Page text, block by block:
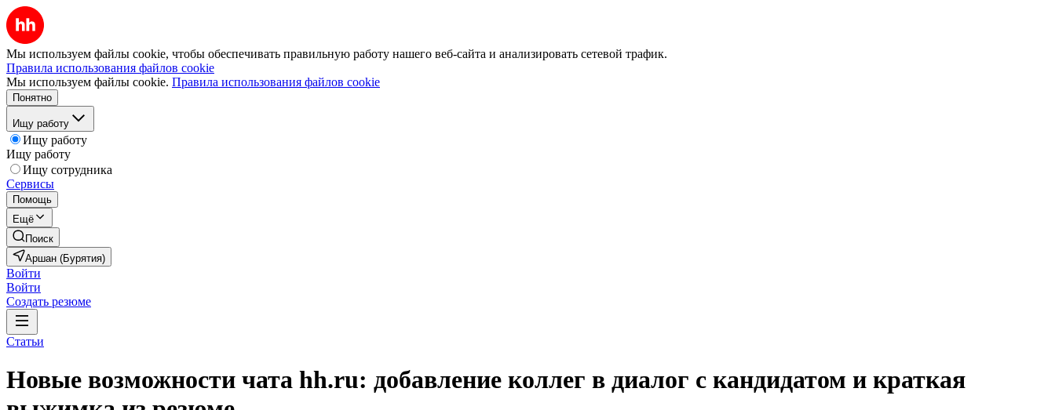
Мы используем файлы cookie, чтобы обеспечивать правильную работу нашего веб-сайта и анализировать сетевой трафик.
Правила использования файлов cookie
Мы используем файлы cookie. Правила использования файлов cookie
Понятно
Ищу работу
Ищу работу
Ищу работу
Ищу сотрудника
Сервисы
Помощь
Ещё
Поиск
Аршан (Бурятия)
Войти
Войти
Создать резюме
Статьи
Новые возможности чата hh.ru: добавление коллег в диалог с кандидатом и краткая